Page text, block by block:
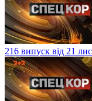
216 випуск від 21